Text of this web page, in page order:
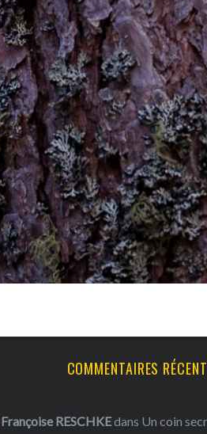
COMMENTAIRES
Françoise RESCHKEdans Un coin